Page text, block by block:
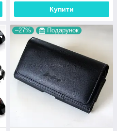
Купити
–27% Подарунок